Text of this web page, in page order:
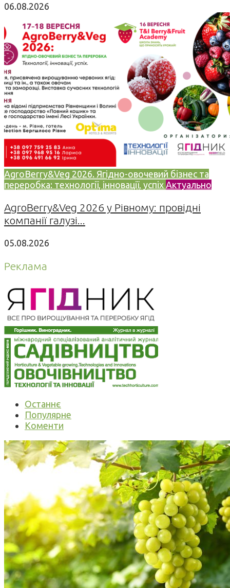
06.08.2026
AgroBerry&Veg 2026. Ягідно-овочевий бізнес та
переробка: технології, інновації, успіх Актуально
AgroBerry&Veg 2026 у Рівному: провідні
компанії галузі...
05.08.2026
Реклама
Останнє
Популярне
Коменти